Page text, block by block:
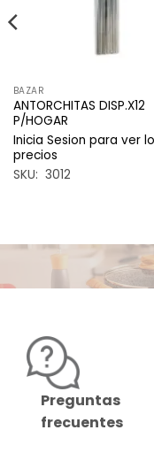
BAZAR
ANTORCHITAS DISP.X12
P/HOGAR
Inicia Sesion para ver
precios
SKU: 3012
Preguntas
frecuentes